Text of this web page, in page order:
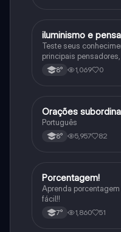
História
iluminismo e
Teste seus
principais
impacto histórico.
8° 1,069 0
Português
Orações
Português
8° 5,957 82
Matematica
Porcentagem!
Aprenda
fácil!!
7° 1,860 51